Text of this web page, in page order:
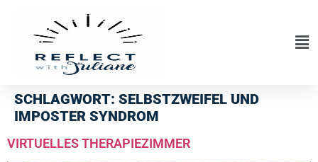
SCHLAGWORT: SELBSTZWEIFEL UND
IMPOSTER SYNDROM
VIRTUELLES THERAPIEZIMMER